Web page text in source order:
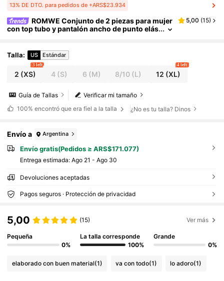
13% DE DTO. para pedidos de +ARS$23.934
ROMWE Conjunto de 2 piezas para mujer
con top tubo y pantalón ancho de punto elás
5,00 (15)
Talla: US Estándar
2 (XS)
3 left
4(S) 6 (M) 8/10 (L) 12 (XL)
4 left
Verificar mi tamaño
Guía de Tallas
100% encontró que era fiel a la talla ¿No es tu talla? Dinos
Envío a Argentina
Envío gratis(Pedidos ≥ ARS$171.077)
Entrega estimada: Ago 21 - Ago 30
Devoluciones aceptadas
Pagos seguros · Protección de privacidad
5,00 (15) Ver más
Pequeña
0%
La talla corresponde
100%
Grande
0%
elaborado con buen material(1) va con todo(1) lo adoro(1)